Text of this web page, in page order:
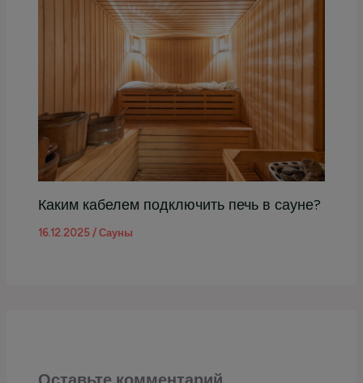
Каким кабелем подключить печь в сауне?
16.12.2025 /Сауны